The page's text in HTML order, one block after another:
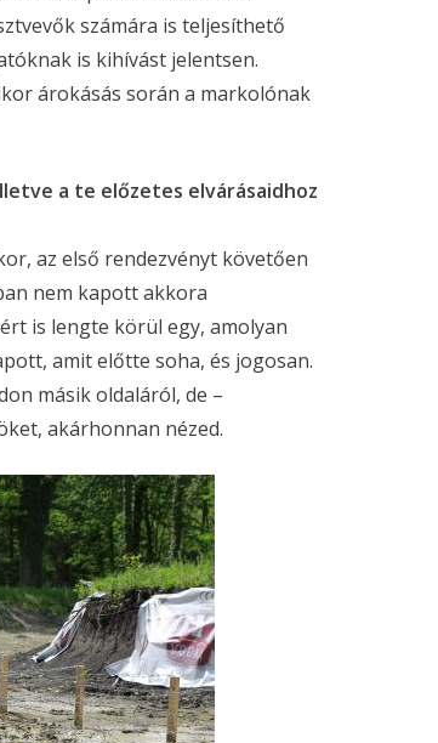
számára is teljesíthető
is kihívást jelentsen.
árokásás során a markolónak
a te előzetes elvárásaidhoz
az első rendezvényt követően
nem kapott akkora
is lengte körül egy, amolyan
amit előtte soha, és jogosan.
másik oldaláról, de –
akárhonnan nézed.